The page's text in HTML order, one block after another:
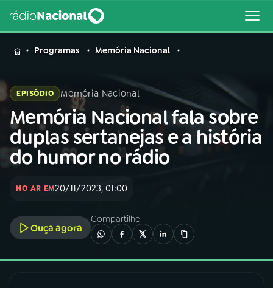
MENU
Buscar
na
Rádio
Nacional
Buscar
02A RÁDIO
Programas Memória Nacional
EPISÓDIO Memória Nacional
Memória Nacional fala sobre
duplas sertanejas e a história
do humor no rádio
NO AR EM20/11/2023, 01:00
Ouça agora
Compartilhe